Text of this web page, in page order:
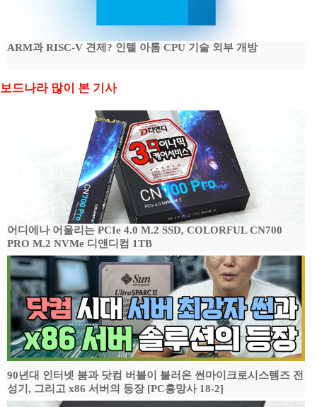
ARM과 RISC-V 견제? 인텔 아톰 CPU 기술 외부 개방
보드나라 많이 본 기사
어디에나 어울리는 PCIe 4.0 M.2 SSD, COLORFUL CN700
PRO M.2 NVMe 디앤디컴 1TB
90년대 인터넷 붐과 닷컴 버블이 불러온 썬마이크로시스템즈 전
성기, 그리고 x86 서버의 등장 [PC흥망사 18-2]